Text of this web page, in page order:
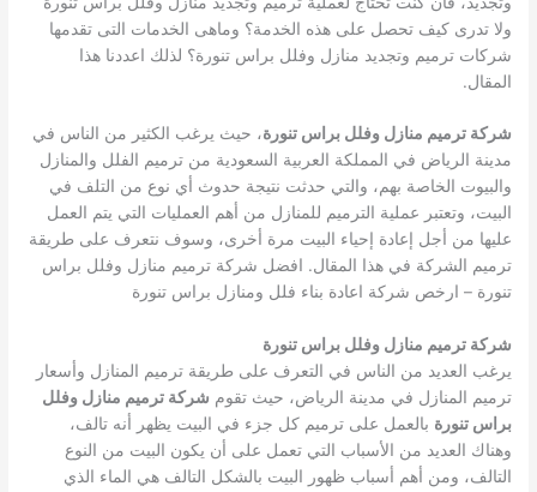
ولا تدرى كيف تحصل على هذه الخدمة؟ وماهى الخدمات التى تقدمها
شركات ترميم وتجديد منازل وفلل براس تنورة؟ لذلك اعددنا هذا
المقال.
شركة ترميم منازل وفلل براس تنورة، حيث يرغب الكثير من الناس في
مدينة الرياض في المملكة العربية السعودية من ترميم الفلل والمنازل
والبيوت الخاصة بهم، والتي حدثت نتيجة حدوث أي نوع من التلف في
البيت، وتعتبر عملية الترميم للمنازل من أهم العمليات التي يتم العمل
عليها من أجل إعادة إحياء البيت مرة أخرى، وسوف نتعرف على طريقة
ترميم الشركة في هذا المقال. افضل شركة ترميم منازل وفلل براس
تنورة – ارخص شركة اعادة بناء فلل ومنازل براس تنورة
شركة ترميم منازل وفلل براس تنورة
يرغب العديد من الناس في التعرف على طريقة ترميم المنازل وأسعار
ترميم المنازل في مدينة الرياض، حيث تقوم شركة ترميم منازل وفلل
براس تنورة بالعمل على ترميم كل جزء في البيت يظهر أنه تالف،
وهناك العديد من الأسباب التي تعمل على أن يكون البيت من النوع
التالف، ومن أهم أسباب ظهور البيت بالشكل التالف هي الماء الذي